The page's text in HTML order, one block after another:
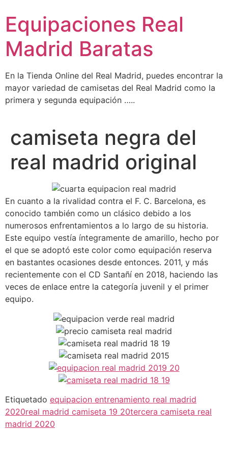
contenido
Equipaciones Real
Madrid Baratas
En la Tienda Online del Real Madrid, puedes encontrar la
mayor variedad de camisetas del Real Madrid como la
primera y segunda equipación …..
camiseta negra del
real madrid original
En cuanto a la rivalidad contra el F. C. Barcelona, es
conocido también como un clásico debido a los
numerosos enfrentamientos a lo largo de su historia.
Este equipo vestía íntegramente de amarillo, hecho por
el que se adoptó este color como equipación reserva
en bastantes ocasiones desde entonces. 2011, y más
recientemente con el CD Santañí en 2018, haciendo las
veces de enlace entre la categoría juvenil y el primer
equipo.
Etiquetado equipacion entrenamiento real madrid
2020real madrid camiseta 19 20tercera camiseta real
madrid 2020